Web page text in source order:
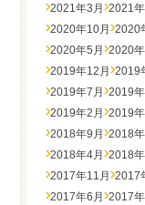
2021年3月 2021
2020年10月 2020
2020年5月 2020
2019年12月 2019
2019年7月 2019
2019年2月 2019
2018年9月 2018
2018年4月 2018
2017年11月 2017
2017年6月 2017